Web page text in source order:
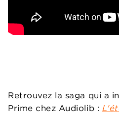
Retrouvez la saga qui a
Prime chez Audiolib :